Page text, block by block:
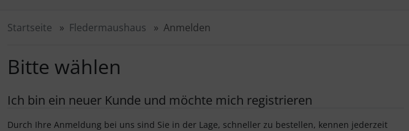
Startseite Fledermaushaus Anmelden
Bitte wählen
Ich bin ein neuer Kunde und möchte mich registrieren
Durch Ihre Anmeldung bei uns sind Sie in der Lage, schneller zu bestellen, kennen jederzeit